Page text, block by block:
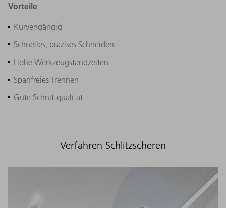
Vorteile
Kurvengängig
Schnelles, präzises Schneiden
Hohe Werkzeugstandzeiten
Spanfreies Trennen
Gute Schnittqualität
Verfahren Schlitzscheren